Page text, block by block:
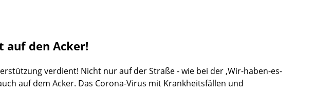
auf den Acker!
verdient! Nicht nur auf der Straße - wie bei der ‚Wir-haben-es-
auf dem Acker. Das Corona-Virus mit Krankheitsfällen und